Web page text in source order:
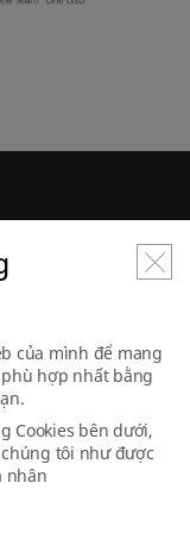
của mình để mang
hợp nhất bằng
Cookies bên dưới,
tôi như được
nhân